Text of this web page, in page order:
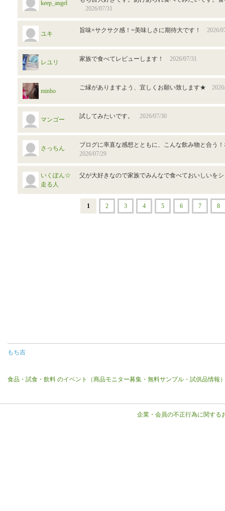
keep_angel
2026/07/31
ユキ 旨味×サクサク感！=美味しさに期待大です！ 2026/
レユリ 家族で食べてレビューします！ 2026/07/31
minho ご縁がありますよう、宜しくお願い致します★
マンゴー 試してみたいです。 2026/07/30
さっちん
ブログに率直な感想とともに、こんな飲み物と合
2026/07/29
いくぽん☆
走る人
父が大好きなので家族でみんなで食べておいしいを
1 2 3 4 5 6 7 8
もち吉
食品・試食・飲料 のイベント（商品モニター募集・無料サンプル・試供品情報
企業・会員の不正行為に関する